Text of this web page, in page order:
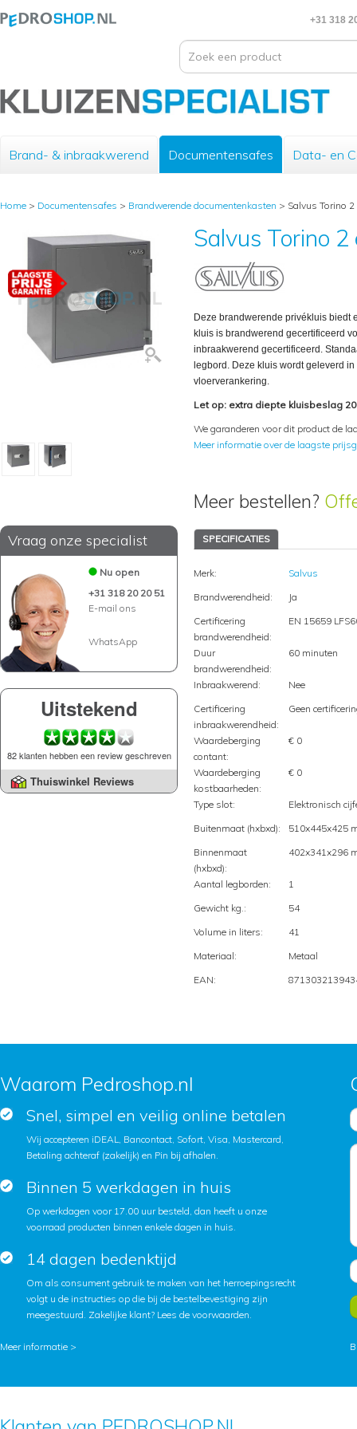
+31 318
Brand- & inbraakwerend Documentensafes Data- en
Home > Documentensafes > Brandwerende documentenkasten > Salvus Torino 2
Vraag onze specialist
Nu open
+31 318 20 20 51
E-mail ons
WhatsApp
Uitstekend
82 klanten hebben een review geschreven
Thuiswinkel Reviews
Salvus Torino 2
Deze brandwerende privékluis biedt
kluis is brandwerend gecertificeerd
inbraakwerend gecertificeerd.
legbord. Deze kluis wordt geleverd
vloerverankering.
Let op: extra diepte kluisbeslag
We garanderen voor dit product de
Meer informatie over de laagste
Meer bestellen?
SPECIFICATIES
Merk:
Salvus
Brandwerendheid:
Ja
Certificering
brandwerendheid:
EN 15659
Duur
brandwerendheid:
60 minuten
Inbraakwerend:
Nee
Certificering
inbraakwerendheid:
Geen
Waardeberging
contant:
€ 0
Waardeberging
kostbaarheden:
€ 0
Type slot:
Elektronisch
Buitenmaat (hxbxd):
510x445x425
Binnenmaat
(hxbxd):
402x341x296
Aantal legborden:
1
Gewicht kg.:
54
Volume in liters:
41
Materiaal:
Metaal
EAN:
Waarom Pedroshop.nl
Snel, simpel en veilig online betalen
Wij accepteren iDEAL, Bancontact, Sofort, Visa, Mastercard,
Betaling achteraf (zakelijk) en Pin bij afhalen.
Binnen 5 werkdagen in huis
Op werkdagen voor 17.00 uur besteld, dan heeft u onze
voorraad producten binnen enkele dagen in huis.
14 dagen bedenktijd
Om als consument gebruik te maken van het herroepingsrecht
volgt u de instructies op die bij de bestelbevestiging zijn
meegestuurd. Zakelijke klant? Lees de voorwaarden.
Meer informatie >